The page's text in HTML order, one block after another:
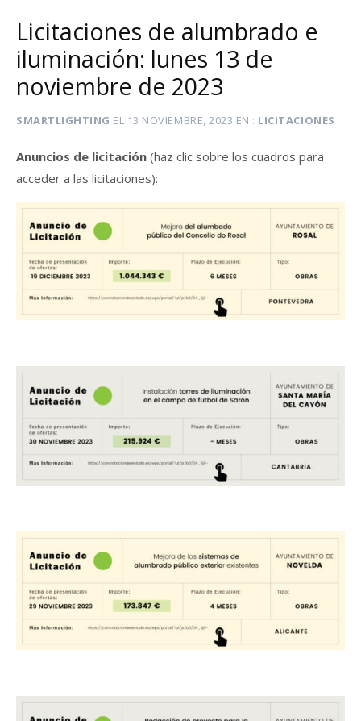
Licitaciones de alumbrado e
iluminación: lunes 13 de
noviembre de 2023
SMARTLIGHTING EL 13 NOVIEMBRE, 2023 EN LICITACIONES
Anuncios de licitación (haz clic sobre los cuadros para
acceder a las licitaciones):